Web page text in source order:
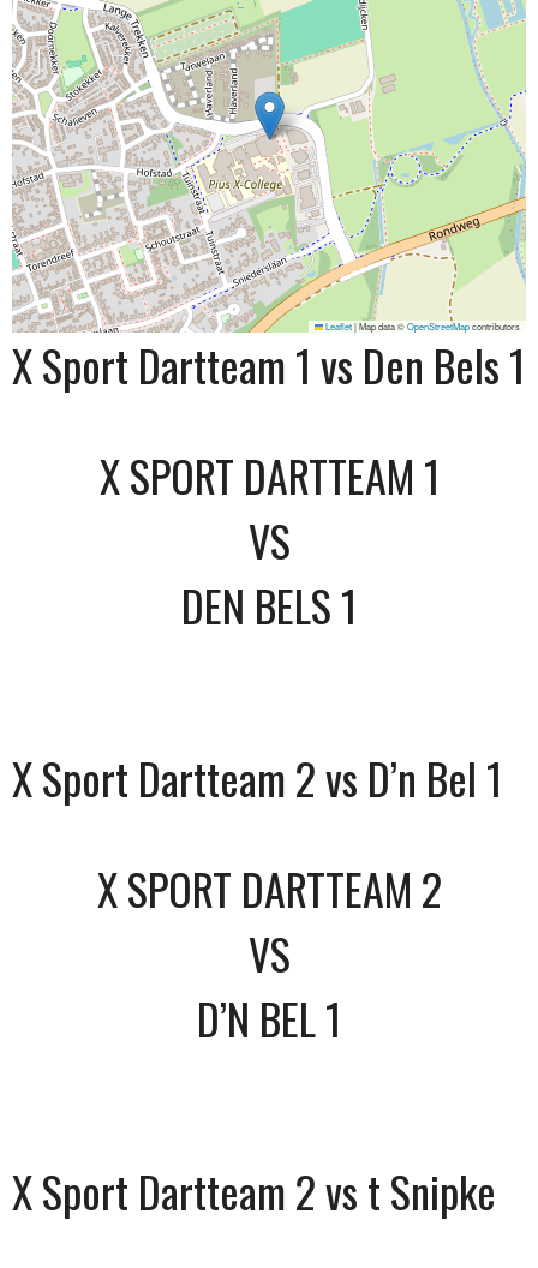
Leaflet|Map data ©OpenStreetMapcontributors
X Sport Dartteam 1 vs Den Bels 1
X SPORT DARTTEAM 1
VS
DEN BELS 1
X Sport Dartteam 2 vs D’n Bel 1
X SPORT DARTTEAM 2
VS
D’N BEL 1
X Sport Dartteam 2 vs t Snipke